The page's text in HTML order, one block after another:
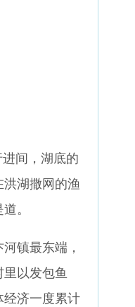
间，湖底的
湖撒网的渔
。
镇最东端，
以发包鱼
经济一度累计